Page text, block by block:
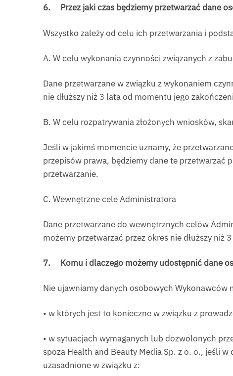
6. Przez jaki czas będziemy przetwarzać dane
Wszystko zależy od celu ich przetwarzania i
A. W celu wykonania czynności związanych z
Dane przetwarzane w związku z wykonaniem
nie dłuższy niż 3 lata od momentu jego
B. W celu rozpatrywania złożonych wniosków,
Jeśli w jakimś momencie uznamy, że
przepisów prawa, będziemy dane te przetwarzać
przetwarzanie.
C. Wewnętrzne cele Administratora
Dane przetwarzane do wewnętrznych celów
możemy przetwarzać przez okres nie dłuższy
7. Komu i dlaczego możemy udostępnić dane
Nie ujawniamy danych osobowych
• w których jest to konieczne w związku z
• w sytuacjach wymaganych lub dozwolonych
spoza Health and Beauty Media Sp. z o. o., jeśli
uzasadnione w związku z: